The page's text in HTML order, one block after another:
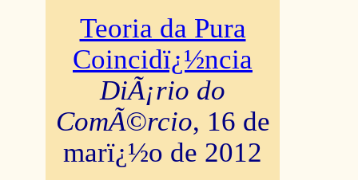
Teoria da Pura
Coincidï¿½ncia
DiÃ¡rio do
ComÃ©rcio, 16 de
marï¿½o de 2012